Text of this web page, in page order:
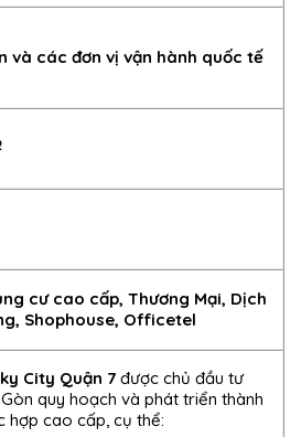
và các đơn vị vận hành quốc tế
cư cao cấp, Thương Mại, Dịch
Shophouse, Officetel
City Quận 7được chủ đầu tư
Gòn quy hoạch và phát triển thành
hợp cao cấp, cụ thể: